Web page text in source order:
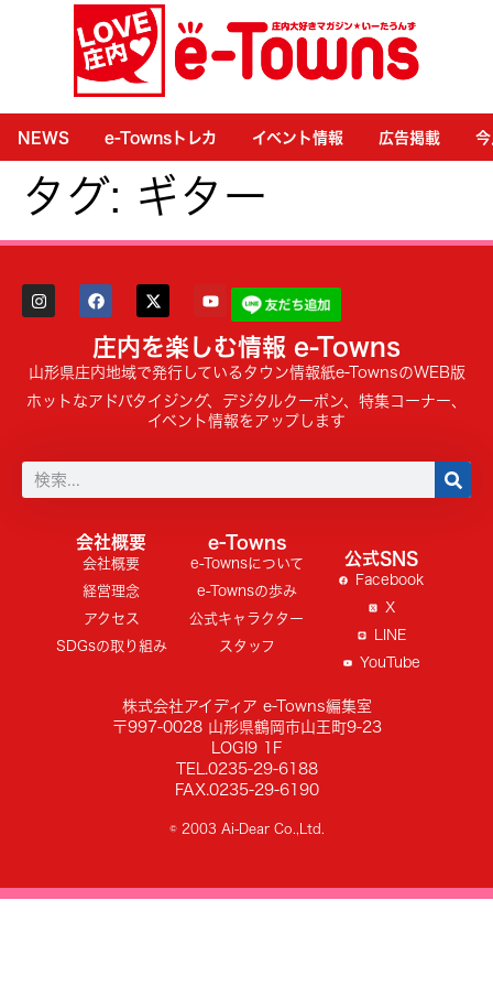
NEWS e-Townsトレカ イベント情報 広告掲載
タグ: ギター
庄内を楽しむ情報 e-Towns
山形県庄内地域で発行しているタウン情報紙e-TownsのWEB版
ホットなアドバタイジング、デジタルクーポン、特集コーナー、
イベント情報をアップします
会社概要
会社概要
経営理念
アクセス
SDGsの取り組み
e-Towns
e-Townsについて
e-Townsの歩み
公式キャラクター
スタッフ
公式SNS
Facebook
X
LINE
YouTube
株式会社アイディア e-Towns編集室
〒997-0028 山形県鶴岡市山王町9-23
LOGI9 1F
TEL.0235-29-6188
FAX.0235-29-6190
© 2003 Ai-Dear Co.,Ltd.